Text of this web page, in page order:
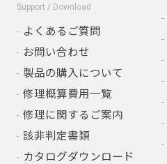
Support / Download
よくあるご質問
お問い合わせ
製品の購入について
修理概算費用一覧
修理に関するご案内
該非判定書類
カタログダウンロード